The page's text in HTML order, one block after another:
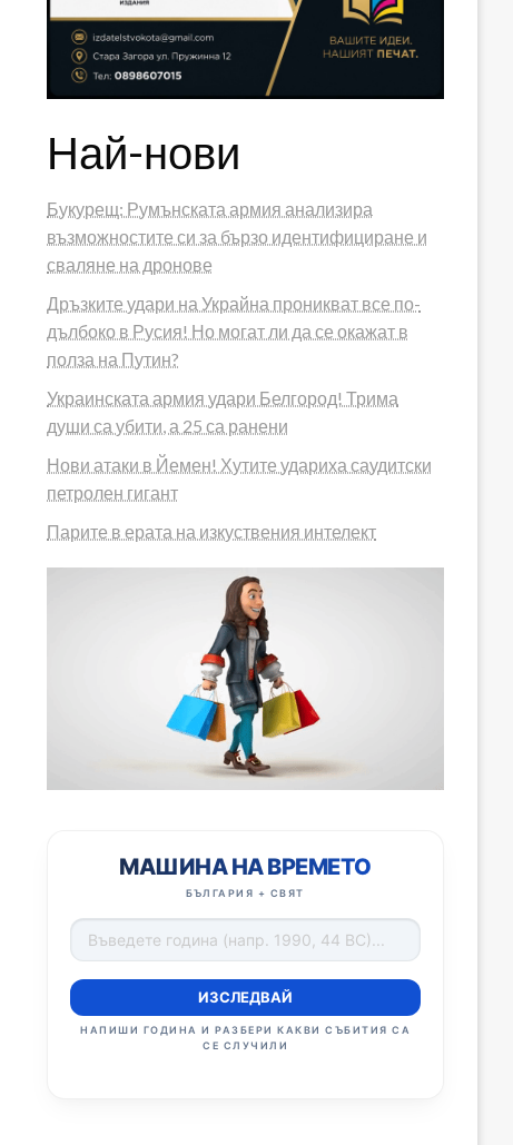
Най-нови
Букурещ: Румънската армия анализира
възможностите си за бързо идентифициране и
сваляне на дронове
Дръзките удари на Украйна проникват все по-
дълбоко в Русия! Но могат ли да се окажат в
полза на Путин?
Украинската армия удари Белгород! Трима
души са убити, а 25 са ранени
Нови атаки в Йемен! Хутите удариха саудитски
петролен гигант
Парите в ерата на изкуствения интелект
МАШИНА НА ВРЕМЕТО
БЪЛГАРИЯ + СВЯТ
ИЗСЛЕДВАЙ
НАПИШИ ГОДИНА И РАЗБЕРИ КАКВИ СЪБИТИЯ СА
СЕ СЛУЧИЛИ